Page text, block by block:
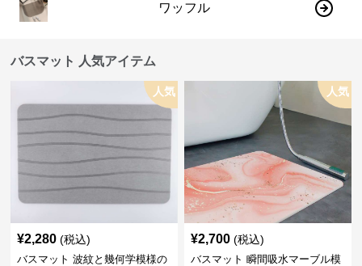
ワッフル
バスマット 人気アイテム
人気
¥2,280 (税込)
バスマット 波紋と幾何学模様の
人気
¥2,700 (税込)
バスマット 瞬間吸水マーブル模